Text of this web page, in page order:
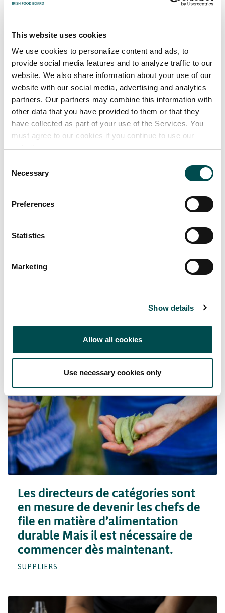
This website uses cookies
We use cookies to personalize content and ads, to
provide social media features and to analyze traffic to our
website. We also share information about your use of our
website with our social media, advertising and analytics
partners. Our partners may combine this information with
other data that you have provided to them or that they
have collected as part of your use of the Services. You
must agree to our cookies if you continue to use our
website.
Selection
Necessary
Preferences
Statistics
Marketing
Show details
Allow all cookies
Use necessary cookies only
Appliquer les dernières
Informez votre prise de décision avec les dernières
approches, tendances et réussites du secteur.
Pourquoi la santé et la nutrition
impératifs stratégiques pour les
directeurs de catégories ?
Les directeurs de catégories sont
en mesure de devenir les chefs de
file en matière d’alimentation
durable Mais il est nécessaire de
commencer dès maintenant.
SUPPLIERS